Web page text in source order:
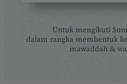
Untuk mengikuti
dalam rangka membentuk
mawaddah &